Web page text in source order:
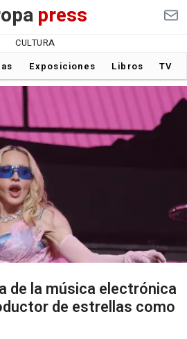
press
CULTURA
Exposiciones Libros TV
de la música electrónica
de estrellas como